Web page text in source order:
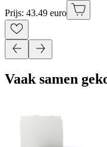
Prijs: 43.49 euro
Vaak samen